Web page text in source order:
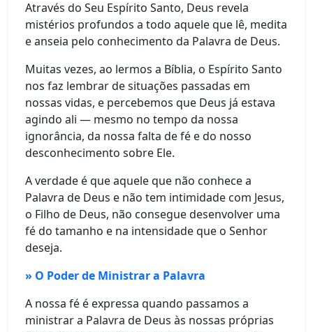
Através do Seu Espírito Santo, Deus revela
mistérios profundos a todo aquele que lê, medita
e anseia pelo conhecimento da Palavra de Deus.
Muitas vezes, ao lermos a Bíblia, o Espírito Santo
nos faz lembrar de situações passadas em
nossas vidas, e percebemos que Deus já estava
agindo ali — mesmo no tempo da nossa
ignorância, da nossa falta de fé e do nosso
desconhecimento sobre Ele.
A verdade é que aquele que não conhece a
Palavra de Deus e não tem intimidade com Jesus,
o Filho de Deus, não consegue desenvolver uma
fé do tamanho e na intensidade que o Senhor
deseja.
» O Poder de Ministrar a Palavra
A nossa fé é expressa quando passamos a
ministrar a Palavra de Deus às nossas próprias